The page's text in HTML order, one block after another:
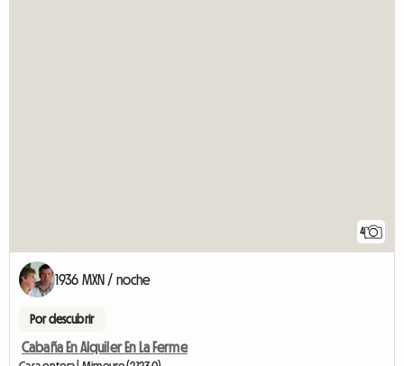
4
1936 MXN / noche
Por descubrir
Cabaña En Alquiler En La Ferme